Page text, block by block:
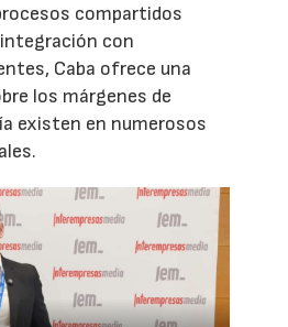
compartidos
con
Caba ofrece una
los márgenes de
existen en numerosos